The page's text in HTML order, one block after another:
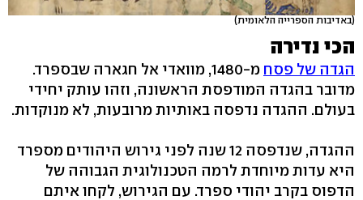
(באדיבות הספרייה הלאומית)
הכי נדירה
הגדה של פסח
מ-1480, מוואדי אל חגארה שבספרד.
מדובר בהגדה המודפסת הראשונה, וזהו עותק יחידי
בעולם. ההגדה נדפסה באותיות מרובעות, לא מנוקדות.
ההגדה, שנדפסה 12 שנה לפני גירוש היהודים מספרד
היא עדות מיוחדת לרמה הטכנולוגית הגבוהה של
הדפוס בקרב יהודי ספרד. עם הגירוש, לקחו איתם